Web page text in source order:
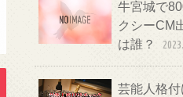
牛宮城で
クシーCM
は誰？
芸能人格